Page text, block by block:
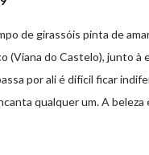
de girassóis pinta de
(Viana do Castelo), junto à
por ali é difícil ficar
qualquer um. A beleza
como cenário para tirar